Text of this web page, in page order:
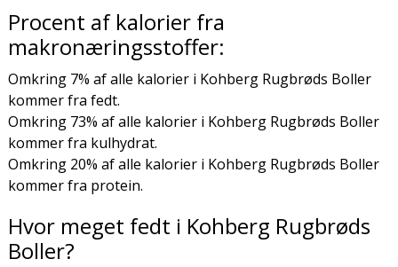
Procent af kalorier fra
makronæringsstoffer:
Omkring 7% af alle kalorier i Kohberg Rugbrøds Boller
kommer fra fedt.
Omkring 73% af alle kalorier i Kohberg Rugbrøds Boller
kommer fra kulhydrat.
Omkring 20% af alle kalorier i Kohberg Rugbrøds Boller
kommer fra protein.
Hvor meget fedt i Kohberg Rugbrøds
Boller?